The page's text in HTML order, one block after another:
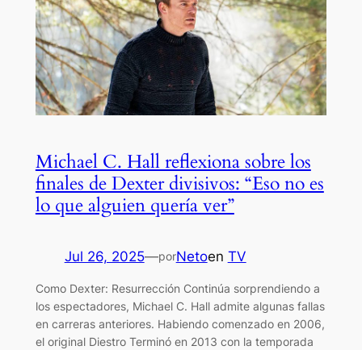
Michael C. Hall reflexiona sobre los
finales de Dexter divisivos: “Eso no es
lo que alguien quería ver”
Jul 26, 2025—porNetoen TV
Como Dexter: Resurrección Continúa sorprendiendo a
los espectadores, Michael C. Hall admite algunas fallas
en carreras anteriores. Habiendo comenzado en 2006,
el original Diestro Terminó en 2013 con la temporada